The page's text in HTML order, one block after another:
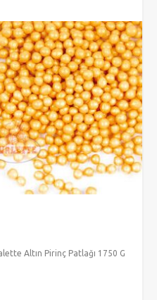
Altın Pirinç Patlağı 1750 G